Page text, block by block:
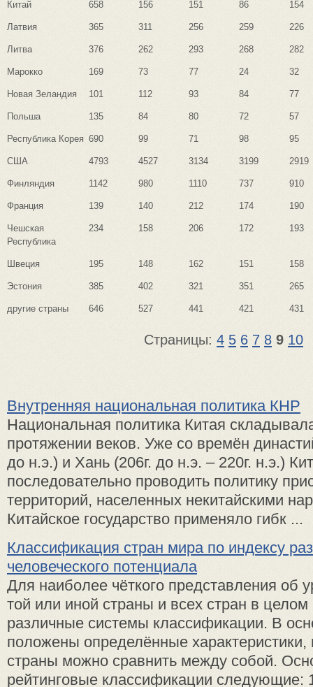
Китай 658 156 151 86 154
Латвия 365 311 256 259 226
Литва 376 262 293 268 282
Марокко 169 73 77 24 32
Новая Зеландия 101 112 93 84 77
Польша 135 84 80 72 57
Республика Корея 690 99 71 98 95
США 4793 4527 3134 3199 2919
Финляндия 1142 980 1110 737 910
Франция 139 140 212 174 190
Чешская
Республика
234 158 206 172 193
Швеция 195 148 162 151 158
Эстония 385 402 321 351 265
другие страны 646 527 441 421 431
Страницы: 4 5 6 7 8 9 10
Внутренняя национальная политика КНР
Национальная политика Китая
протяжении веков. Уже со времён
до н.э.) и Хань (206г. до н.э. – 220г. н.э.)
последовательно проводить политику
территорий, населенных некитайскими
Китайское государство применяло гибк ...
Классификация стран мира по индексу
человеческого потенциала
Для наиболее чёткого представления об
той или иной страны и всех стран в
различные системы классификации. В
положены определённые характеристики,
страны можно сравнить между собой.
рейтинговые классификации следующие: